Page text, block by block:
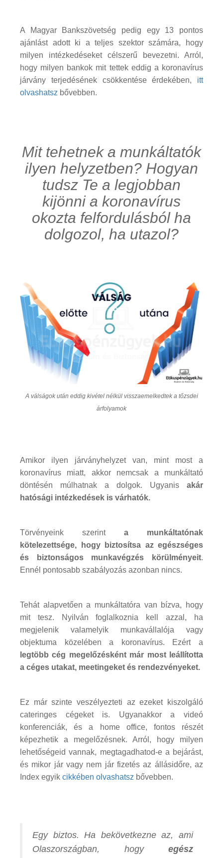
A Magyar Bankszövetség pedig egy 13 pontos
ajánlást adott ki a teljes szektor számára, hogy
milyen intézkedéseket célszerű bevezetni. Arról,
hogy milyen bankok mit tettek eddig a koronavírus
járvány terjedésének csökkentése érdekében, itt
olvashatsz bővebben.
Mit tehetnek a munkáltatók
ilyen helyzetben? Hogyan
tudsz Te a legjobban
kijönni a koronavírus
okozta felfordulásból ha
dolgozol, ha utazol?
A válságok után eddig kivétel nélkül visszaemelkedtek a tőzsdei
árfolyamok
Amikor ilyen járványhelyzet van, mint most a
koronavírus miatt, akkor nemcsak a munkáltató
döntésén múlhatnak a dolgok. Ugyanis akár
hatósági intézkedések is várhatók.
Törvényeink szerint a munkáltatónak
kötelezettsége, hogy biztosítsa az egészséges
és biztonságos munkavégzés körülményeit.
Ennél pontosabb szabályozás azonban nincs.
Tehát alapvetően a munkáltatóra van bízva, hogy
mit tesz. Nyilván foglalkoznia kell azzal, ha
megjelenik valamelyik munkavállalója vagy
objektuma közelében a koronavírus. Ezért a
legtöbb cég megelőzésként már most leállította
a céges utakat, meetingeket és rendezvényeket.
Ez már szinte veszélyezteti az ezeket kiszolgáló
cateringes cégeket is. Ugyanakkor a videó
konferenciák, és a home office, fontos részét
képezhetik a megelőzésnek. Arról, hogy milyen
lehetőségeid vannak, megtagadhatod-e a bejárást,
és mikor jár vagy nem jár fizetés az állásidőre, az
Index egyik cikkében olvashatsz bővebben.
Egy biztos. Ha bekövetkezne az, ami
Olaszországban, hogy egész